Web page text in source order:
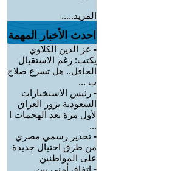
المزيد.....
احدث الأخبار المهمة
- عز الدين الكلاوي
يكتب: رغم الاستقبال
الحافل.. هل تسرع صلاح
ب ...
- رئيس الاستخبارات
السعودية يزور العراق
لأول مرة بعد الهجمات ا
...
- تحذير رسمي مصري
من طرق احتيال جديدة
على المواطنين
- اتفاق أمني بين